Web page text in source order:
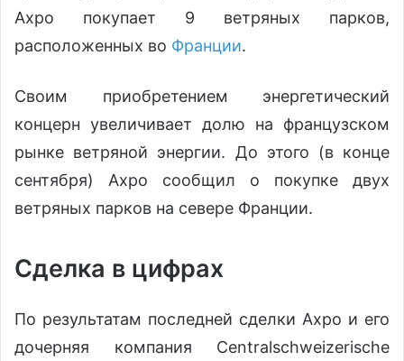
Axpo покупает 9 ветряных парков,
расположенных во Франции.
Своим приобретением энергетический
концерн увеличивает долю на французском
рынке ветряной энергии. До этого (в конце
сентября) Axpo сообщил о покупке двух
ветряных парков на севере Франции.
Сделка в цифрах
По результатам последней сделки Axpo и его
дочерняя компания Centralschweizerische